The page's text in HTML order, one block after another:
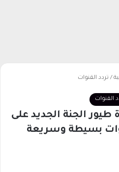
/ تردد القنوات
القنوات
طيور الجنة الجديد على
بسيطة وسريعة